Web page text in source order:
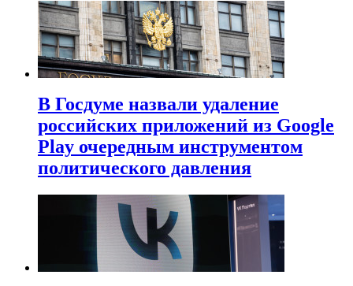
В Госдуме назвали удаление
российских приложений из Google
Play очередным инструментом
политического давления